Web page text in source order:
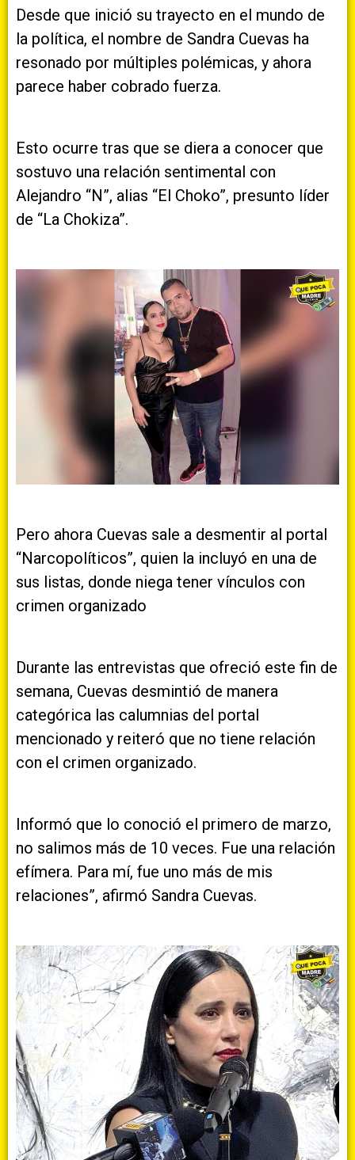
Desde que inició su trayecto en el mundo de
la política, el nombre de Sandra Cuevas ha
resonado por múltiples polémicas, y ahora
parece haber cobrado fuerza.
Esto ocurre tras que se diera a conocer que
sostuvo una relación sentimental con
Alejandro “N”, alias “El Choko”, presunto líder
de “La Chokiza”.
Pero ahora Cuevas sale a desmentir al portal
“Narcopolíticos”, quien la incluyó en una de
sus listas, donde niega tener vínculos con
crimen organizado
Durante las entrevistas que ofreció este fin de
semana, Cuevas desmintió de manera
categórica las calumnias del portal
mencionado y reiteró que no tiene relación
con el crimen organizado.
Informó que lo conoció el primero de marzo,
no salimos más de 10 veces. Fue una relación
efímera. Para mí, fue uno más de mis
relaciones”, afirmó Sandra Cuevas.